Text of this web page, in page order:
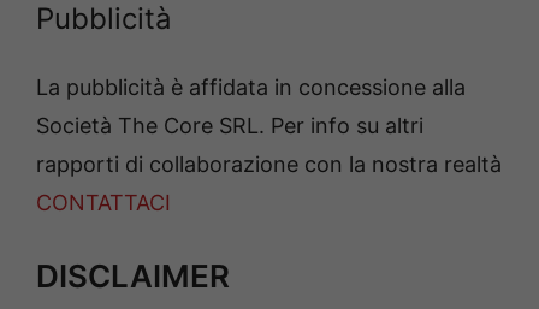
Pubblicità
La pubblicità è affidata in concessione alla
Società The Core SRL. Per info su altri
rapporti di collaborazione con la nostra realtà
CONTATTACI
DISCLAIMER